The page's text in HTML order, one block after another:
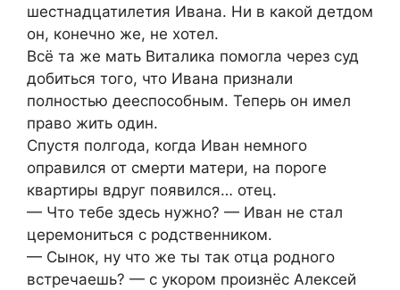
шестнадцатилетия Ивана. Ни в какой детдом
он, конечно же, не хотел.
Всё та же мать Виталика помогла через суд
добиться того, что Ивана признали
полностью дееспособным. Теперь он имел
право жить один.
Спустя полгода, когда Иван немного
оправился от смерти матери, на пороге
квартиры вдруг появился… отец.
— Что тебе здесь нужно? — Иван не стал
церемониться с родственником.
— Сынок, ну что же ты так отца родного
встречаешь? — с укором произнёс Алексей